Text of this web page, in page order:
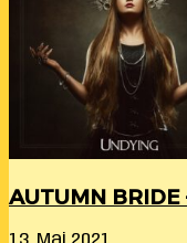
AUTUMN